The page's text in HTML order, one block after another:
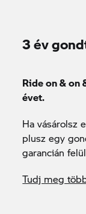
3 év
Ride on & on
évet.
Ha vásárolsz
plusz egy
garancián
Tudj meg